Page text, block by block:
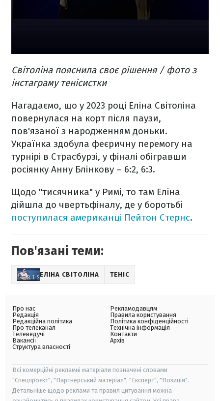
Світоліна пояснила своє рішення / фото з
інстаграму тенісистки
Нагадаємо, що у 2023 році Еліна Світоліна
повернулася на корт після паузи,
пов'язаної з народженням доньки.
Українка здобула феєричну перемогу на
турнірі в Страсбурзі, у фіналі обігравши
росіянку Анну Блінкову – 6:2, 6:3.
Щодо "тисячника" у Римі, то там Еліна
дійшла до чвертьфіналу, де у боротьбі
поступилася американці Пейтон Стернс.
Пов'язані теми:
ЕЛІНА СВІТОЛІНА ТЕНІС
Про нас
Редакція
Редакційна політика
Про телеканал
Телеведучі
Вакансії
Структура власності
Рекламодавцям
Правила користування
Політика конфіденційності
Технічна інформація
Контакти
Архів
Всі комерційні рекламні матеріали позначені словами
"Спецпроєкт", "Партнерський матеріал", "Експерт", "Позиція".
Детальніше щодо реклами та правил цитування можна